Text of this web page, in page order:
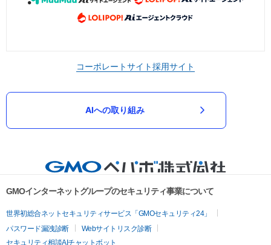
コーポレートサイト採用サイト
AIへの取り組み
GMOインターネットグループのセキュリティ事業について
世界初総合ネットセキュリティサービス「GMOセキュリティ24」
パスワード漏洩診断
Webサイトリスク診断
セキュリティ相談AIチャットボット